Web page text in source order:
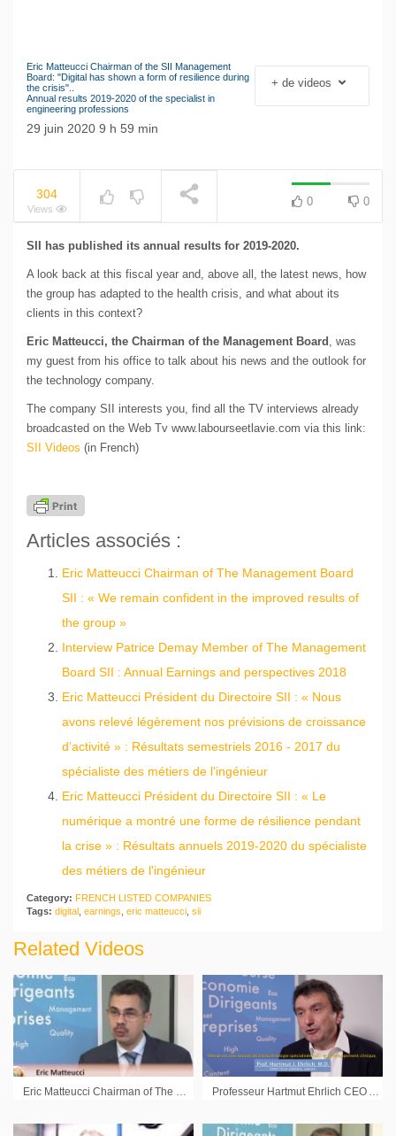
NOW PLAYING
Le séisme industriel
Eric Matteucci Chairman of the SII Management
Board: "Digital has shown a form of resilience during
the crisis"..
Annual results 2019-2020 of the specialist in
engineering professions
29 juin 2020 9 h 59 min
+ de videos
304
Views
0 0
SII has published its annual results for 2019-2020.
A look back at this fiscal year and, above all, the latest news, how
the group has adapted to the health crisis, and what about its
clients in this context?
Eric Matteucci, the Chairman of the Management Board , was
my guest from his office to talk about his news and the outlook for
the technology company.
The company SII interests you, find all the TV interviews already
broadcasted on the Web Tv www.labourseetlavie.com via this link:
SII Videos (in French)
Articles associés :
Eric Matteucci Chairman of The Management Board
SII : « We remain confident in the improved results of
the group »
Interview Patrice Demay Member of The Management
Board SII : Annual Earnings and perspectives 2018
Eric Matteucci Président du Directoire SII : « Nous
avons relevé légèrement nos prévisions de croissance
d’activité » : Résultats semestriels 2016 - 2017 du
spécialiste des métiers de l'ingénieur
Eric Matteucci Président du Directoire SII : « Le
numérique a montré une forme de résilience pendant
la crise » : Résultats annuels 2019-2020 du spécialiste
des métiers de l'ingénieur
Category: FRENCH LISTED COMPANIES
Tags: digital earnings eric matteucci sii
Related Videos
Eric Matteucci Chairman of The Management Board SII : « We remain confident in the improved results of the group » Professeur Hartmut Ehrlich CEO ABIVAX : « Nous allons démarrer la phase finale du développement clinique de notre vaccin thérapeutique contre l’hépatite B chronique »